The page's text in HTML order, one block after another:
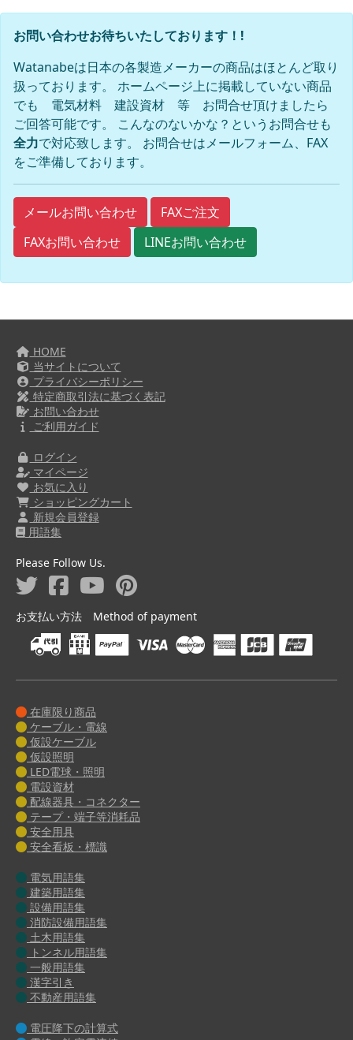
お問い合わせお待ちいたしております！!
Watanabeは日本の各製造メーカーの商品はほとんど取り
扱っております。 ホームページ上に掲載していない商品
でも 電気材料 建設資材 等 お問合せ頂けましたら
ご回答可能です。 こんなのないかな？というお問合せも
全力で対応致します。 お問合せはメールフォーム、FAX
をご準備しております。
メールお問い合わせ
FAXご注文
FAXお問い合わせ
LINEお問い合わせ
HOME
当サイトについて
プライバシーポリシー
特定商取引法に基づく表記
お問い合わせ
ご利用ガイド
ログイン
マイページ
お気に入り
ショッピングカート
新規会員登録
用語集
Please Follow Us.
お支払い方法 Method of payment
在庫限り商品
ケーブル・電線
仮設ケーブル
仮設照明
LED電球・照明
電設資材
配線器具・コネクター
テープ・端子等消耗品
安全用具
安全看板・標識
電気用語集
建築用語集
設備用語集
消防設備用語集
土木用語集
トンネル用語集
一般用語集
漢字引き
不動産用語集
電圧降下の計算式